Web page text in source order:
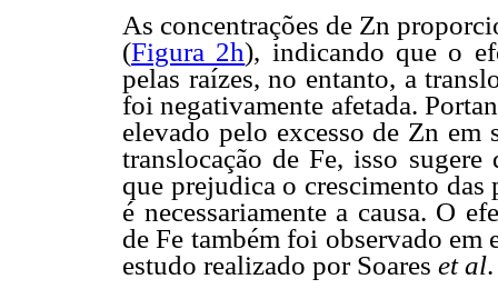
As concentrações de Zn
(Figura 2h), indicando que o
pelas raízes, no entanto, a
foi negativamente afetada.
elevado pelo excesso de Zn em
translocação de Fe, isso
que prejudica o crescimento das
é necessariamente a causa. O
de Fe também foi observado em
estudo realizado por Soares et al